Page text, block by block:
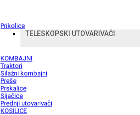
Prikolice
TELESKOPSKI UTOVARIVAČI
KOMBAJNI
Traktori
Silažni kombajni
Preše
Prskalice
Sijačice
Prednji utovarivači
KOSILICE